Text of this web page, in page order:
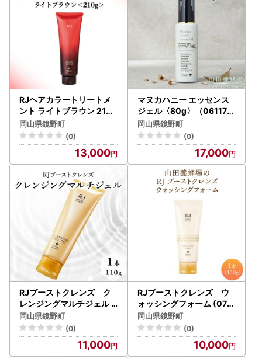
RJヘアカラートリートメ
ント ライトブラウン 210g
【006-a121】【山田養蜂
場】
岡山県鏡野町
(0)
13,000
マヌカハニー エッセンス
ジェル〈80g〉（06117）
【006-a159】【山田養蜂
場】
岡山県鏡野町
(0)
17,000
RJブーストクレンズ ク
レンジングマルチジェル (
07019) [006-a061]【山
田養蜂場】
岡山県鏡野町
(0)
11,000
RJブーストクレンズ ウ
ォッシングフォーム (070
30) [006-a062]【山田養
蜂場】
岡山県鏡野町
(0)
10,000